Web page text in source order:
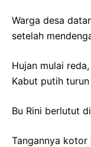
Warga desa
setelah
Hujan mulai
Kabut putih
Bu Rini berlutut
Tangannya kotor